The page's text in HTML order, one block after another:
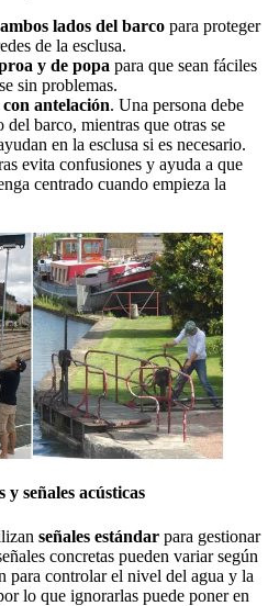
lados del barco para proteger
de la esclusa.
y de popa para que sean fáciles
sin problemas.
antelación. Una persona debe
del barco, mientras que otras se
en la esclusa si es necesario.
evita confusiones y ayuda a que
centrado cuando empieza la
y señales acústicas
señales estándar para gestionar
concretas pueden variar según
para controlar el nivel del agua y la
lo que ignorarlas puede poner en